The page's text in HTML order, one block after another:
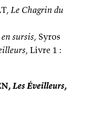
Le Chagrin du
sursis, Syros
, Livre 1 :
Les Éveilleurs,